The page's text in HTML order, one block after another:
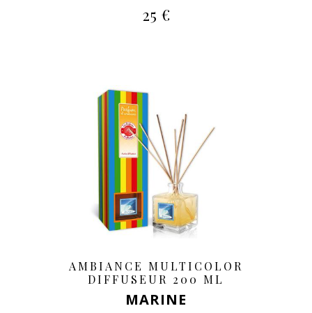
25 €
AMBIANCE MULTICOLOR
DIFFUSEUR 200 ML
MARINE